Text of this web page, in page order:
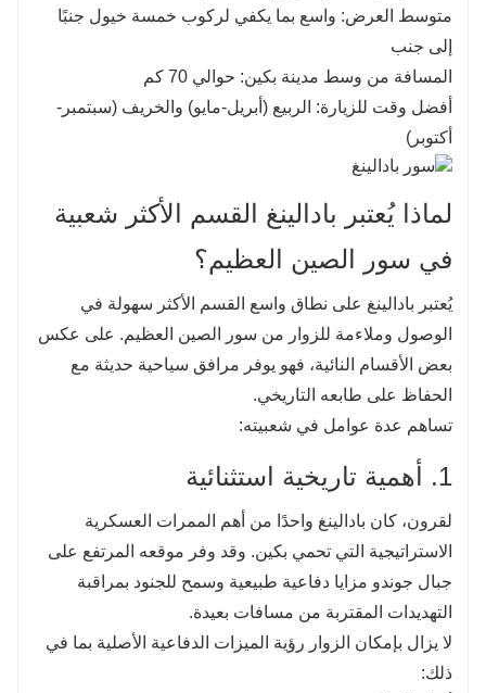
متوسط العرض: واسع بما يكفي لركوب خمسة خيول جنبًا
إلى جنب
المسافة من وسط مدينة بكين: حوالي 70 كم
أفضل وقت للزيارة: الربيع (أبريل-مايو) والخريف (سبتمبر-
أكتوبر)
لماذا يُعتبر بادالينغ القسم الأكثر شعبية
في سور الصين العظيم؟
يُعتبر بادالينغ على نطاق واسع القسم الأكثر سهولة في
الوصول وملاءمة للزوار من سور الصين العظيم. على عكس
بعض الأقسام النائية، فهو يوفر مرافق سياحية حديثة مع
الحفاظ على طابعه التاريخي.
تساهم عدة عوامل في شعبيته:
1. أهمية تاريخية استثنائية
لقرون، كان بادالينغ واحدًا من أهم الممرات العسكرية
الاستراتيجية التي تحمي بكين. وقد وفر موقعه المرتفع على
جبال جوندو مزايا دفاعية طبيعية وسمح للجنود بمراقبة
التهديدات المقتربة من مسافات بعيدة.
لا يزال بإمكان الزوار رؤية الميزات الدفاعية الأصلية بما في
ذلك: